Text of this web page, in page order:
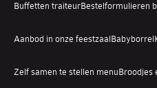
Buffetten traiteurBestelformulieren
Aanbod in onze feestzaalBabyborrel
Zelf samen te stellen menuBroodjes